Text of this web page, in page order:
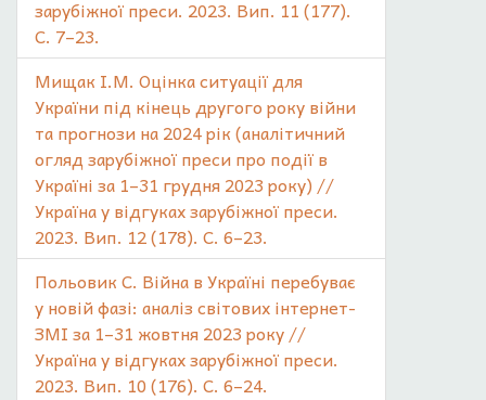
зарубіжної преси. 2023. Вип. 11 (177).
С. 7–23.
Мищак І.М. Оцінка ситуації для
України під кінець другого року війни
та прогнози на 2024 рік (аналітичний
огляд зарубіжної преси про події в
Україні за 1–31 грудня 2023 року) //
Україна у відгуках зарубіжної преси.
2023. Вип. 12 (178). С. 6–23.
Польовик С. Війна в Україні перебуває
у новій фазі: аналіз світових інтернет-
ЗМІ за 1–31 жовтня 2023 року //
Україна у відгуках зарубіжної преси.
2023. Вип. 10 (176). С. 6–24.